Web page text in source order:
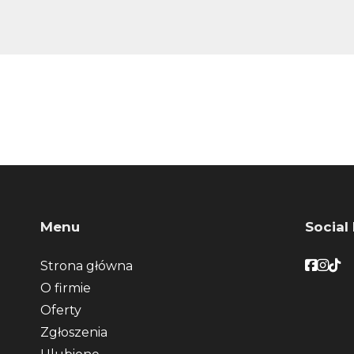
Menu
Strona główna
O firmie
Oferty
Zgłoszenia
Social